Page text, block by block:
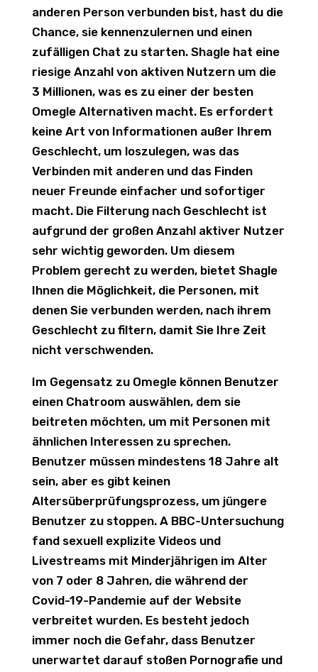
anderen Person verbunden bist, hast du die
Chance, sie kennenzulernen und einen
zufälligen Chat zu starten. Shagle hat eine
riesige Anzahl von aktiven Nutzern um die
3 Millionen, was es zu einer der besten
Omegle Alternativen macht. Es erfordert
keine Art von Informationen außer Ihrem
Geschlecht, um loszulegen, was das
Verbinden mit anderen und das Finden
neuer Freunde einfacher und sofortiger
macht. Die Filterung nach Geschlecht ist
aufgrund der großen Anzahl aktiver Nutzer
sehr wichtig geworden. Um diesem
Problem gerecht zu werden, bietet Shagle
Ihnen die Möglichkeit, die Personen, mit
denen Sie verbunden werden, nach ihrem
Geschlecht zu filtern, damit Sie Ihre Zeit
nicht verschwenden.
Im Gegensatz zu Omegle können Benutzer
einen Chatroom auswählen, dem sie
beitreten möchten, um mit Personen mit
ähnlichen Interessen zu sprechen.
Benutzer müssen mindestens 18 Jahre alt
sein, aber es gibt keinen
Altersüberprüfungsprozess, um jüngere
Benutzer zu stoppen. A BBC-Untersuchung
fand sexuell explizite Videos und
Livestreams mit Minderjährigen im Alter
von 7 oder 8 Jahren, die während der
Covid-19-Pandemie auf der Website
verbreitet wurden. Es besteht jedoch
immer noch die Gefahr, dass Benutzer
unerwartet darauf stoßen Pornografie und